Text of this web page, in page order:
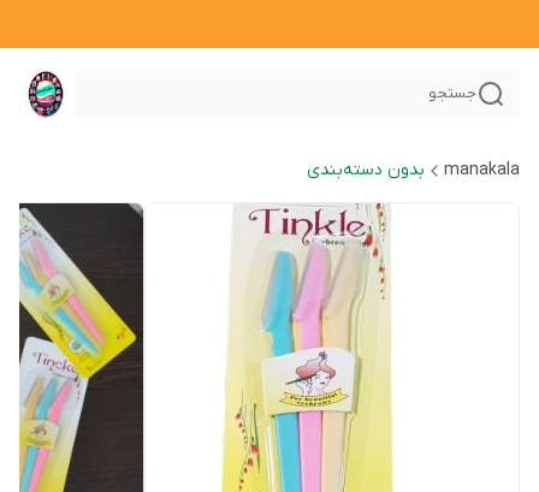
جستجو
manakala بدون دسته‌بندی